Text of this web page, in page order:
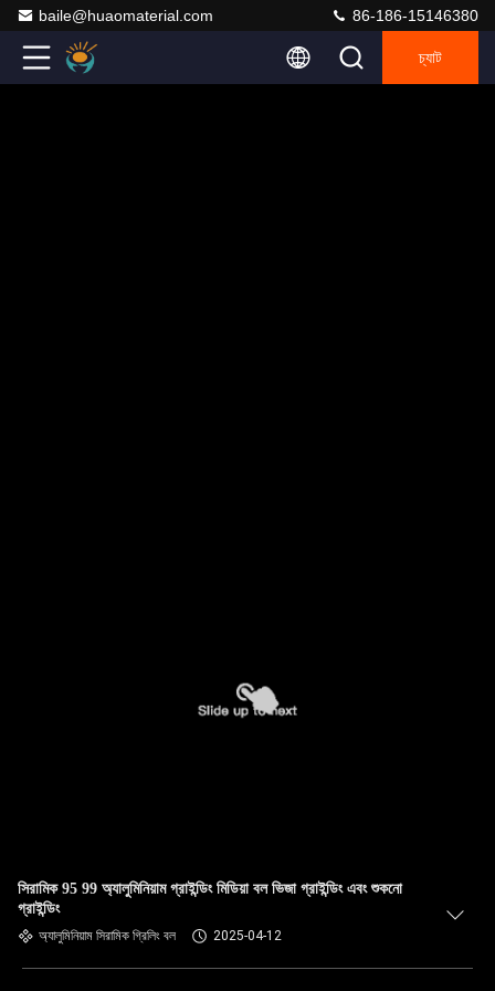
baile@huaomaterial.com 86-186-15146380
চ্যাট
সিরামিক 95 99 অ্যালুমিনিয়াম গ্রাইন্ডিং মিডিয়া বল ভিজা গ্রাইন্ডিং এবং শুকনো
গ্রাইন্ডিং
অ্যালুমিনিয়াম সিরামিক গ্রিলিং বল 2025-04-12